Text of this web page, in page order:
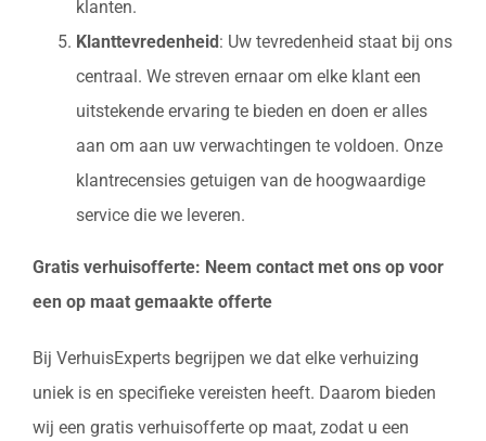
klanten.
Klanttevredenheid : Uw tevredenheid staat bij ons
centraal. We streven ernaar om elke klant een
uitstekende ervaring te bieden en doen er alles
aan om aan uw verwachtingen te voldoen. Onze
klantrecensies getuigen van de hoogwaardige
service die we leveren.
Gratis verhuisofferte: Neem contact met ons op voor
een op maat gemaakte offerte
Bij VerhuisExperts begrijpen we dat elke verhuizing
uniek is en specifieke vereisten heeft. Daarom bieden
wij een gratis verhuisofferte op maat, zodat u een